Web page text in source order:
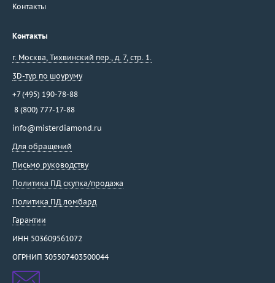
Контакты
Контакты
г. Москва, Тихвинский пер., д. 7, стр. 1.
3D-тур по шоуруму
+7 (495) 190-78-88
8 (800) 777-17-88
info@misterdiamond.ru
Для обращений
Письмо руководству
Политика ПД скупка/продажа
Политика ПД ломбард
Гарантии
ИНН 503609561072
ОГРНИП 305507403500044